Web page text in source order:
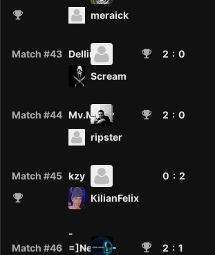
meraick
Match #43 Dellingr 2 : 0
Scream
Match #44 Mv.McFly 2 : 0
ripster
Match #45 kzy 0 : 2
KilianFelix
Match #46
-
=]NeM[=-
2 : 1